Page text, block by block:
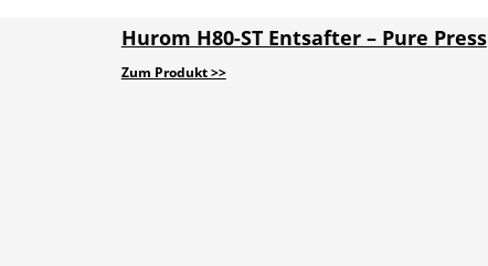
Hurom H80-ST Entsafter – Pure Press
Zum Produkt >>